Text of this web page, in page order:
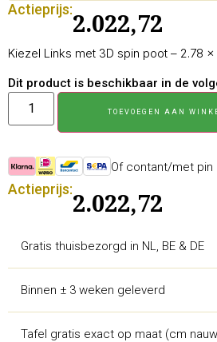
Actieprijs:
2.022,72
Kiezel Links met 3D spin poot – 2.78
Dit product is beschikbaar in de
TOEVOEGEN AAN
Of contant/met pin
Actieprijs:
2.022,72
Gratis thuisbezorgd in NL, BE & DE
Binnen ± 3 weken geleverd
Tafel gratis exact op maat (cm